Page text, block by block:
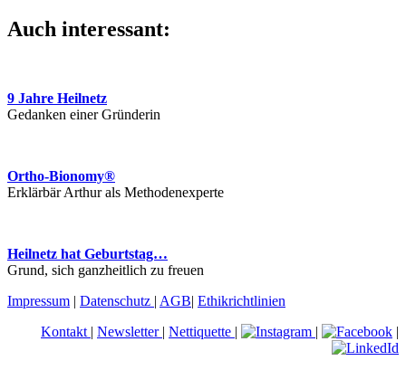
Auch interessant:
9 Jahre Heilnetz
Gedanken einer Gründerin
Ortho-Bionomy®
Erklärbär Arthur als Methodenexperte
Heilnetz hat Geburtstag…
Grund, sich ganzheitlich zu freuen
Impressum | Datenschutz | AGB| Ethikrichtlinien
Kontakt | Newsletter | Nettiquette | | |